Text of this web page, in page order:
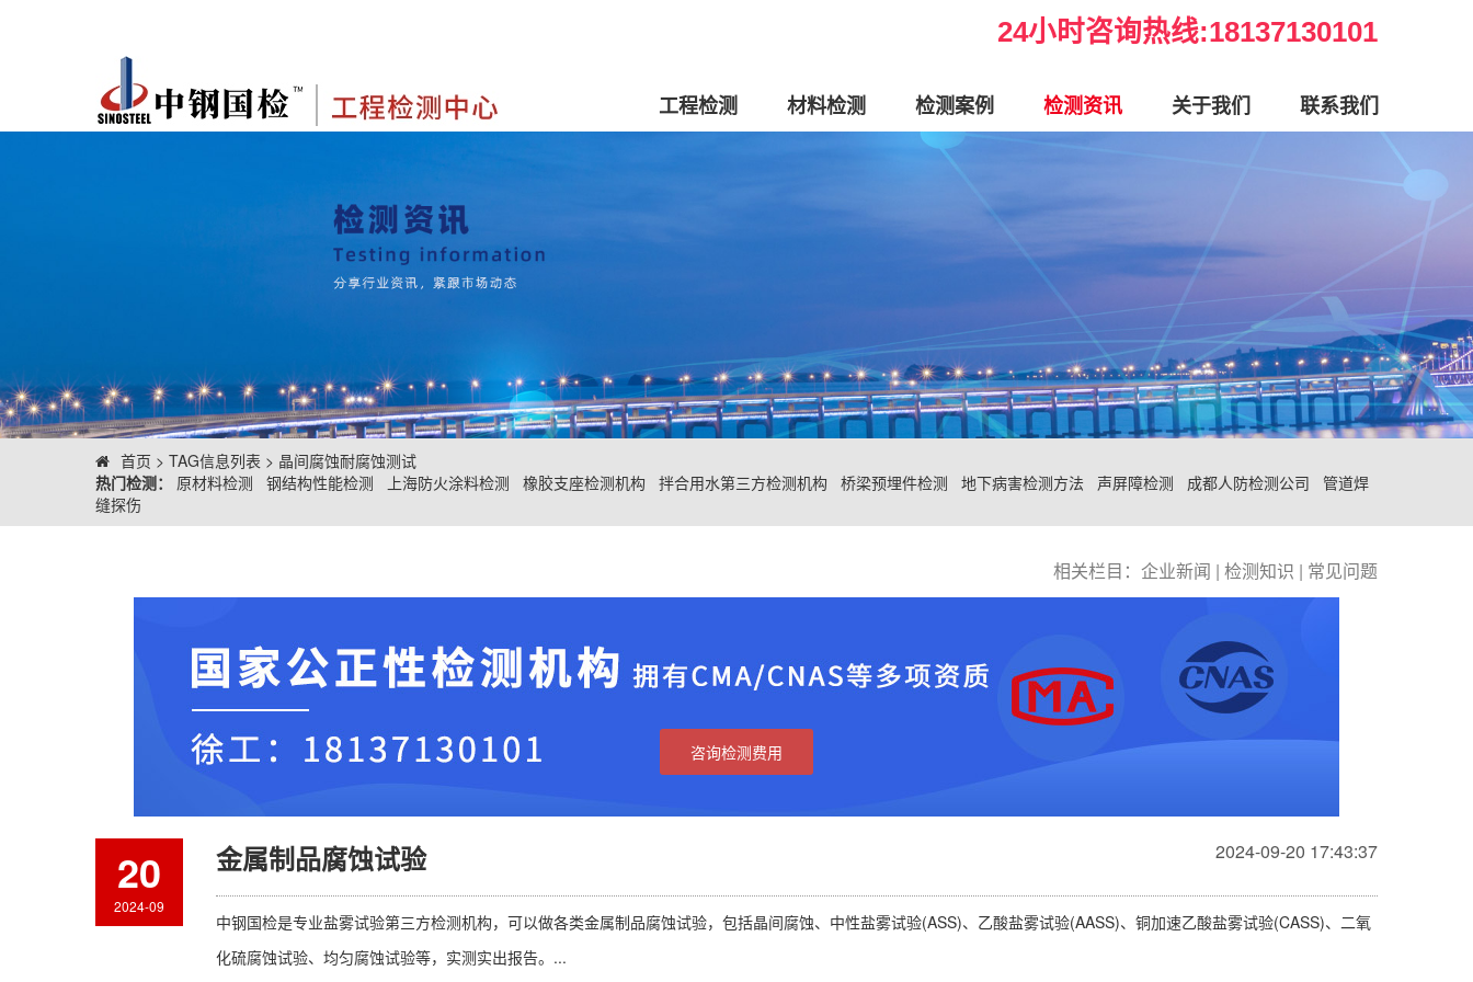
24小时咨询热线:18137130101
工程检测 材料检测 检测案例 检测资讯 关于我们 联系我们
首页 > TAG信息列表 > 晶间腐蚀耐腐蚀测试
热门检测：
原材料检测 钢结构性能检测 上海防火涂料检测 橡胶支座检测机构 拌合用水第三方检测机构 桥梁预埋件检测 地下病害检测方法 声屏障检测 成都人防检测公司
管道焊
缝探伤
相关栏目： 企业新闻 | 检测知识 | 常见问题
咨询检测费用
20
2024-09
金属制品腐蚀试验 2024-09-20 17:43:37
中钢国检是专业盐雾试验第三方检测机构，可以做各类金属制品腐蚀试验，包括晶间腐蚀、中性盐雾试验(ASS)、乙酸盐雾试验(AASS)、铜加速乙酸盐雾试验(CASS)、二氧
化硫腐蚀试验、均匀腐蚀试验等，实测实出报告。...